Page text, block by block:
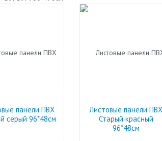
панели ПВХ
серый 96*48см
Листовые панели ПВХ
Старый красный
96*48см